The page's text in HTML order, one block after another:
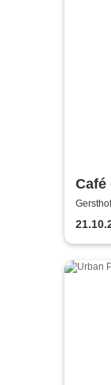
Café
The